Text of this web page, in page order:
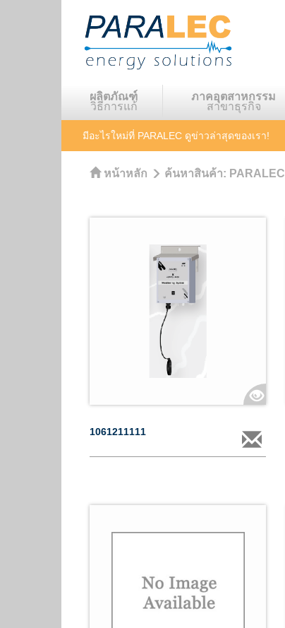
ผลิตภัณฑ์
วิธีการแก้
ภาคอุตสาหกรรม
สาขาธุรกิจ
มีอะไรใหม่ที่ PARALEC ดูข่าวล่าสุดของเรา!
หน้าหลัก ค้นหาสินค้า: PARALEC
1061211111